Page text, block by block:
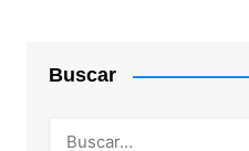
Buscar